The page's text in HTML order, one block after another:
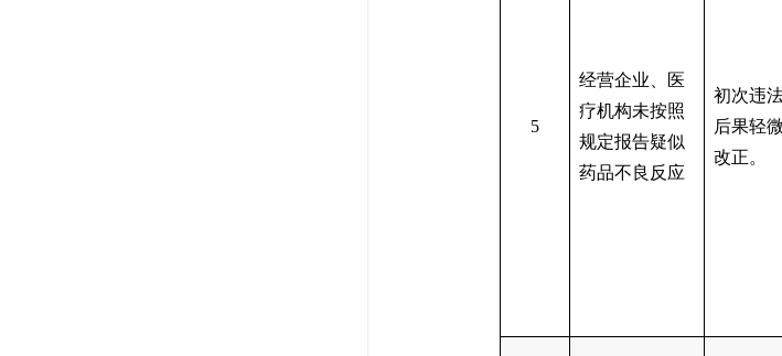
5
经营企业、医
疗机构未按照
规定报告疑似
药品不良反应
初次违
后果轻
改正。